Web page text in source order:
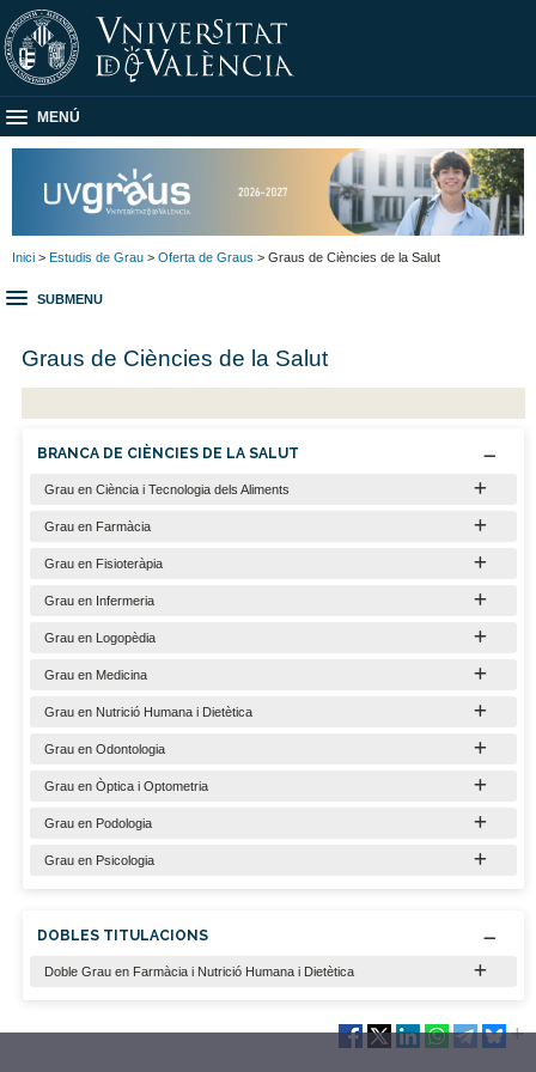
MENÚ
Inici > Estudis de Grau > Oferta de Graus > Graus de Ciències de la Salut
SUBMENU
Graus de Ciències de la Salut
BRANCA DE CIÈNCIES DE LA SALUT
Grau en Ciència i Tecnologia dels Aliments
Grau en Farmàcia
Grau en Fisioteràpia
Grau en Infermeria
Grau en Logopèdia
Grau en Medicina
Grau en Nutrició Humana i Dietètica
Grau en Odontologia
Grau en Òptica i Optometria
Grau en Podologia
Grau en Psicologia
DOBLES TITULACIONS
Doble Grau en Farmàcia i Nutrició Humana i Dietètica